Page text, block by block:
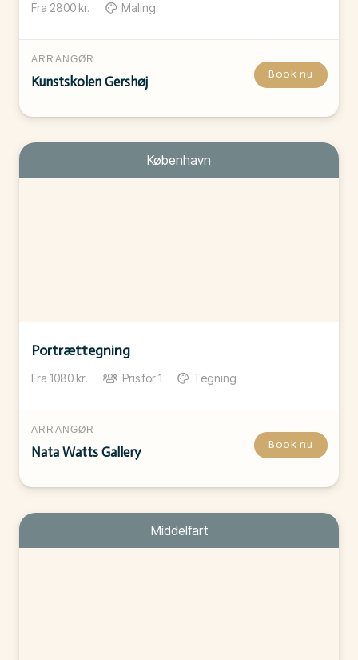
Fra 2800 kr. Maling
ARRANGØR
Kunstskolen Gershøj Book nu
København
Portrættegning
Fra 1080 kr. Pris for1 Tegning
ARRANGØR
Nata Watts Gallery Book nu
Middelfart